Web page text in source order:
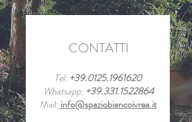
CONTATTI
Tel: +39.0125.1961620
Whatsapp: +39.331.1522864
Mail: info@spaziobiancoivrea.it